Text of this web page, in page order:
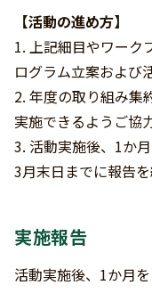
【活動の進め方】
1. 上記細目やワーク
ログラム立案および
2. 年度の取り組み集
実施できるようご協
3. 活動実施後、1か
3月末日までに報告
実施報告
活動実施後、1か月